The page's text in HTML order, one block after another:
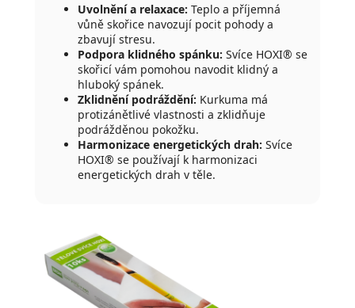
Uvolnění a relaxace: Teplo a příjemná
vůně skořice navozují pocit pohody a
zbavují stresu.
Podpora klidného spánku: Svíce HOXI® se
skořicí vám pomohou navodit klidný a
hluboký spánek.
Zklidnění podráždění: Kurkuma má
protizánětlivé vlastnosti a zklidňuje
podrážděnou pokožku.
Harmonizace energetických drah: Svíce
HOXI® se používají k harmonizaci
energetických drah v těle.